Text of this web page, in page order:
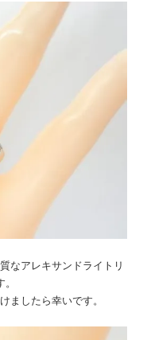
なアレキサンドライトリ
ましたら幸いです。